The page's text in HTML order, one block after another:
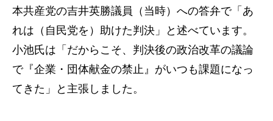
本共産党の吉井英勝議員（当時）への答弁で「あ
れは（自民党を）助けた判決」と述べています。
小池氏は「だからこそ、判決後の政治改革の議論
で『企業・団体献金の禁止』がいつも課題になっ
てきた」と主張しました。